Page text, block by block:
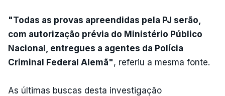
"Todas as provas apreendidas pela PJ serão,
com autorização prévia do Ministério Público
Nacional, entregues a agentes da Polícia
Criminal Federal Alemã", referiu a mesma fonte.
As últimas buscas desta investigação